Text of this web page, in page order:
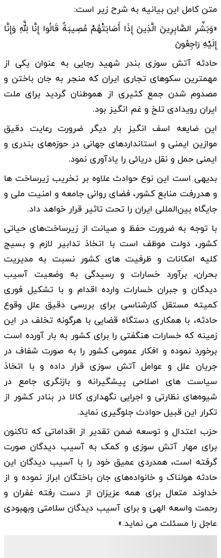
متن کامل این بیانیه به شرح زیر است:
«وَبَشِّرِ الصَّابِرِینَ الَّذِینَ إِذَا أَصَابَتْهُمْ مُصِیبَةٌ قَالُوا إِنَّا لِلَّهِ وَإِنَّا
إِلَیْهِ رَاجِعُونَ
حادثه آتش سوزی بندر شهید رجایی به عنوان یکی از
مهمترین سکوهای تجاری ایران که منجر به جان‌ باختن و
مصدوم شدن جمع کثیری از هموطنان گردید برای ملت
ایران رویدادی تلخ و غم انگیز بود.
این ضایعه اسف انگیز بار دیگر ضرورت رعایت دقیق
موازین ایمنی و استانداردهای جهانی در حوزه‌های بندری و
ایمنی حمل ‌و نقل دریائی را یادآوری نمود.
بدیهی است این نوع حوادث علاوه بر تخریب زیرساخت ها
و هدررفت منابع کشور، فضای روانی جامعه و امنیت ملی و
جایگاه بین‌المللی ایران را تحت تاثیر قرار خواهد داد.
با توجه به ضرورت حفظ و صیانت از زیرساخت‌های حیاتی
کشور، دولت موظف است با اتخاذ تدابیر لازم و بسیج
کلیه امکانات و ظرفیت های کشور نسبت به مدیریت
بحران، برآورد خسارات و رسیدگی به وضعیت آسیب
دیدگان و جبران خسارات وارده اقدام و با تشکیل فوری
کمیته‌ مستقل کارشناسی برای بررسی دقیق علل وقوع
حادثه، با همکاری دستگاه قضایی با هرگونه تخلف در این
زمینه که خسارات هنگفتی را برای کشور به بار آورده است
برخورد نموده و افکار عمومی کشور را به صورت شفاف در
جریان علل و عوامل آتش سوزی قرار داده و با اتخاذ
سیاست های اصلاحی پیشگیرانه و بازنگری جامع در
شیوه‌های نظارتی و اجرایی نگهداری کالا در بنادر کشور از
تکرار این قبیل حوادث جلوگیری نماید.
حزب اعتدال و توسعه ضمن تقدیر از اقداماتی که تاکنون
برای مهار آتش سوزی و کمک به آسیب دیدگان صورت
گرفته است، همدردی عمیق خود را با آسیب دیدگان این
حادثه هولناک و خانواده‌های جان باختگان ابراز نموده و از
خداوند متعال برای همه عزیزان از دست رفته غفران و
رحمت واسعه الهی و برای آسیب دیدگان سلامتی وبهبودی
عاجل را مسئلت می نماید.»